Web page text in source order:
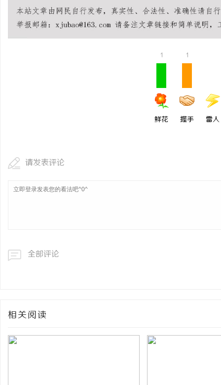
1
鲜花
1
握手 雷人
请发表评论
全部评论
相关阅读